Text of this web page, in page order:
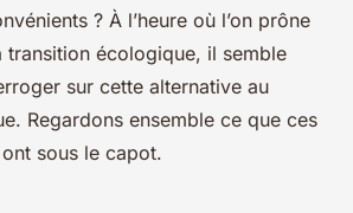
? À l’heure où l’on prône
transition écologique, il semble
sur cette alternative au
Regardons ensemble ce que ces
sous le capot.